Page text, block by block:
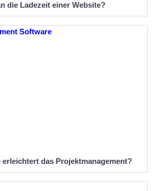
die Ladezeit einer Website?
erleichtert das Projektmanagement?